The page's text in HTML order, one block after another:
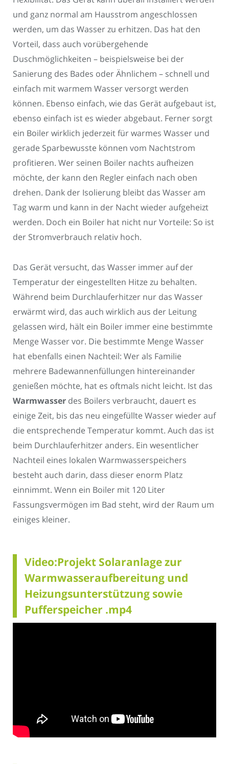
und ganz normal am Hausstrom angeschlossen
werden, um das Wasser zu erhitzen. Das hat den
Vorteil, dass auch vorübergehende
Duschmöglichkeiten – beispielsweise bei der
Sanierung des Bades oder Ähnlichem – schnell und
einfach mit warmem Wasser versorgt werden
können. Ebenso einfach, wie das Gerät aufgebaut ist,
ebenso einfach ist es wieder abgebaut. Ferner sorgt
ein Boiler wirklich jederzeit für warmes Wasser und
gerade Sparbewusste können vom Nachtstrom
profitieren. Wer seinen Boiler nachts aufheizen
möchte, der kann den Regler einfach nach oben
drehen. Dank der Isolierung bleibt das Wasser am
Tag warm und kann in der Nacht wieder aufgeheizt
werden. Doch ein Boiler hat nicht nur Vorteile: So ist
der Stromverbrauch relativ hoch.
Das Gerät versucht, das Wasser immer auf der
Temperatur der eingestellten Hitze zu behalten.
Während beim Durchlauferhitzer nur das Wasser
erwärmt wird, das auch wirklich aus der Leitung
gelassen wird, hält ein Boiler immer eine bestimmte
Menge Wasser vor. Die bestimmte Menge Wasser
hat ebenfalls einen Nachteil: Wer als Familie
mehrere Badewannenfüllungen hintereinander
genießen möchte, hat es oftmals nicht leicht. Ist das
Warmwasser des Boilers verbraucht, dauert es
einige Zeit, bis das neu eingefüllte Wasser wieder auf
die entsprechende Temperatur kommt. Auch das ist
beim Durchlauferhitzer anders. Ein wesentlicher
Nachteil eines lokalen Warmwasserspeichers
besteht auch darin, dass dieser enorm Platz
einnimmt. Wenn ein Boiler mit 120 Liter
Fassungsvermögen im Bad steht, wird der Raum um
einiges kleiner.
Video:Projekt Solaranlage zur
Warmwasseraufbereitung und
Heizungsunterstützung sowie
Pufferspeicher .mp4